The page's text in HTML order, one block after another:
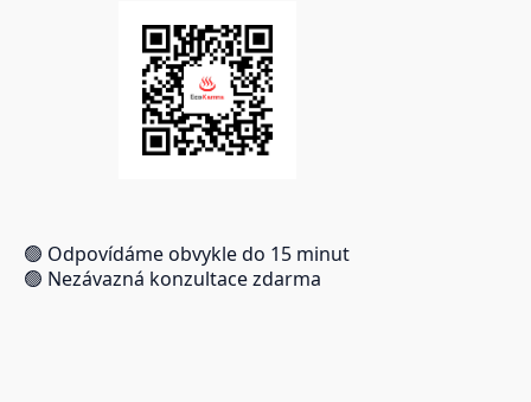
🟢 Odpovídáme obvykle do 15 minut
🟢 Nezávazná konzultace zdarma